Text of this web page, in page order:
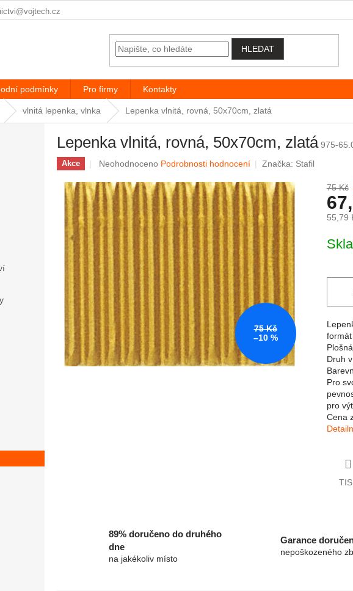
HLEDAT
podmínky Pro firmy Kontakty
vlnitá lepenka, vlnka Lepenka vlnitá, rovná, 50x70cm, zlatá
Lepenka vlnitá, rovná, 50x70cm, zlatá 975-
Akce Průměrné hodnocení produktu je 0,0 z 5 hvězdiček.
Neohodnoceno Podrobnosti hodnocení Značka: Stafil
75 Kč
–10 %
75 Kč
55,79
Druh
Pro
pro
Cena
89% doručeno do druhého
dne
na jakékoliv místo
Garance
nepoškozeného